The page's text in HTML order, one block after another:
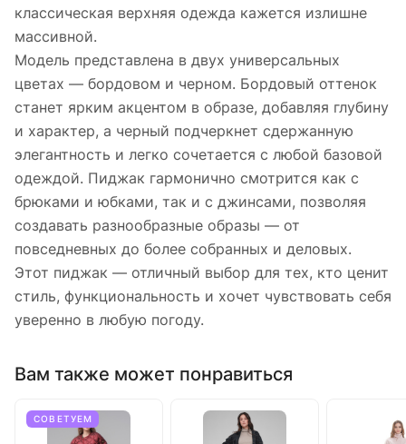
классическая верхняя одежда кажется излишне
массивной.
Модель представлена в двух универсальных
цветах — бордовом и черном. Бордовый оттенок
станет ярким акцентом в образе, добавляя глубину
и характер, а черный подчеркнет сдержанную
элегантность и легко сочетается с любой базовой
одеждой. Пиджак гармонично смотрится как с
брюками и юбками, так и с джинсами, позволяя
создавать разнообразные образы — от
повседневных до более собранных и деловых.
Этот пиджак — отличный выбор для тех, кто ценит
стиль, функциональность и хочет чувствовать себя
уверенно в любую погоду.
Вам также может понравиться
СОВЕТУЕМ